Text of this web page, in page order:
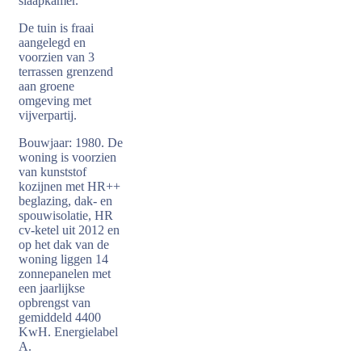
De tuin is fraai
aangelegd en
voorzien van 3
terrassen grenzend
aan groene
omgeving met
vijverpartij.
Bouwjaar: 1980. De
woning is voorzien
van kunststof
kozijnen met HR++
beglazing, dak- en
spouwisolatie, HR
cv-ketel uit 2012 en
op het dak van de
woning liggen 14
zonnepanelen met
een jaarlijkse
opbrengst van
gemiddeld 4400
KwH. Energielabel
A.